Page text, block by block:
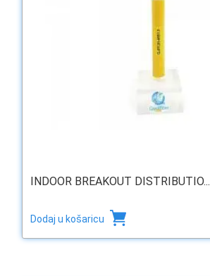
INDOOR BREAKOUT DISTRIBUTIO...
Dodaj u košaricu